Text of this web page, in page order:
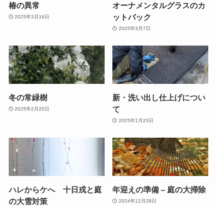
椿の異常
2025年3月16日
オーナメンタルグラスのカ
ットバック
2025年3月7日
冬の常緑樹
2025年2月20日
新・洗い出し仕上げについ
て
2025年1月23日
ハレからケへ 十日戎と庭
の大雪対策
年迎えの準備 – 庭の大掃除
2024年12月28日